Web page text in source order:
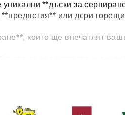
**дъски за
или дори
които ще впечатлят
да представяте